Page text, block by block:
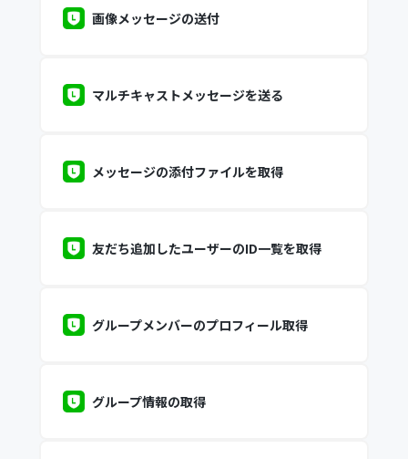
画像メッセージの送付
マルチキャストメッセージを送る
メッセージの添付ファイルを取得
友だち追加したユーザーのID一覧を取得
グループメンバーのプロフィール取得
グループ情報の取得